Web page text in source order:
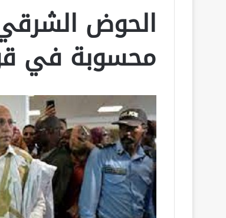
الحوض
محسوبة في